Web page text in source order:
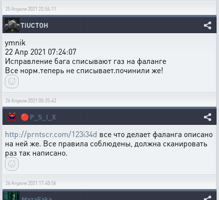
25 Апреля 2021 22:54:11
TiUCTOH
ymnik
22 Апр 2021 07:24:07
Исправление бага списывают газ на фаланге
Все норм.теперь не списывает.починили же!
26 Апреля 2021 00:25:42
🔴P_S_I_X
http://prntscr.com/123i34d все что делает фаланга описано
на ней же. Все правила соблюдены, должна сканировать
раз так написано.
26 Апреля 2021 17:40:56